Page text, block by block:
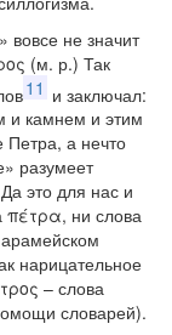
вовсе не значит
(м. р.) Так
11 и заключал:
и камнем и этим
Петра, а нечто
разумеет
это для нас и
πέτρα, ни слова
нарицательное
– слова
словарей).